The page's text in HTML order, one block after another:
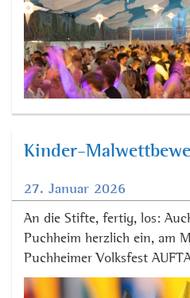
Kinder-
27. Januar 2026
An die Stifte, fertig, los:
Puchheim herzlich ein, am
Puchheimer Volksfest
Das Volksfest-Team freut